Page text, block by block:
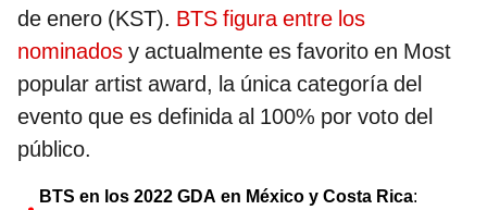
de enero (KST). BTS figura entre los
nominados y actualmente es favorito en Most
popular artist award, la única categoría del
evento que es definida al 100% por voto del
público.
BTS en los 2022 GDA en México y Costa Rica: